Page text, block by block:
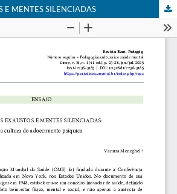
E MENTES SILENCIADAS